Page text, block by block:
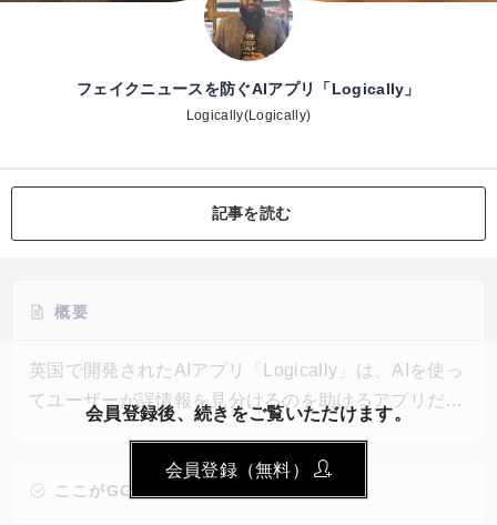
フェイクニュースを防ぐAIアプリ「Logically」
Logically(Logically)
記事を読む
概要
英国で開発されたAIアプリ「Logically」は、AIを使っ
てユーザーが誤情報を見分けるのを助けるアプリだ。
スを排除した事実だけのニュース要約」を生成する機
能や、同じ出来事について多様な視点で書かれた記事
ここがGOOD!
会員登録後、続きをご覧いただけます。
会員登録（無料）